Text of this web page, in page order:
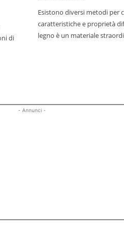
Esistono diversi metodi per
caratteristiche e proprietà
legno è un materiale
- Annunci -